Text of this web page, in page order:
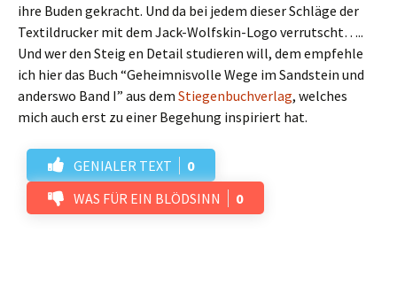
ihre Buden gekracht. Und da bei jedem dieser Schläge der
Textildrucker mit dem Jack-Wolfskin-Logo verrutscht…..
Und wer den Steig en Detail studieren will, dem empfehle
ich hier das Buch “Geheimnisvolle Wege im Sandstein und
anderswo Band I” aus dem Stiegenbuchverlag, welches
mich auch erst zu einer Begehung inspiriert hat.
GENIALER TEXT
0
WAS FÜR EIN BLÖDSINN
0